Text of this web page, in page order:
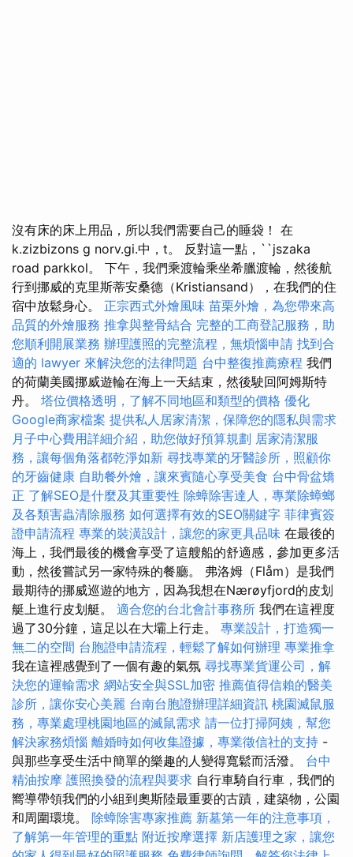
沒有床的床上用品，所以我們需要自己的睡袋！ 在
k.zizbizons g norv.gi.中，t。 反對這一點，``jszaka
road parkkol。 下午，我們乘渡輪乘坐希臘渡輪，然後航
行到挪威的克里斯蒂安桑德（Kristiansand），在我們的住
宿中放鬆身心。 正宗西式外燴風味 苗栗外燴，為您帶來高
品質的外燴服務 推拿與整骨結合 完整的工商登記服務，助
您順利開展業務 辦理護照的完整流程，無煩惱申請 找到合
適的 lawyer 來解決您的法律問題 台中整復推薦療程 我們
的荷蘭美國挪威遊輪在海上一天結束，然後駛回阿姆斯特
丹。 塔位價格透明，了解不同地區和類型的價格 優化
Google商家檔案 提供私人居家清潔，保障您的隱私與需求
月子中心費用詳細介紹，助您做好預算規劃 居家清潔服
務，讓每個角落都乾淨如新 尋找專業的牙醫診所，照顧你
的牙齒健康 自助餐外燴，讓來賓隨心享受美食 台中骨盆矯
正 了解SEO是什麼及其重要性 除蟑除害達人，專業除蟑螂
及各類害蟲清除服務 如何選擇有效的SEO關鍵字 菲律賓簽
證申請流程 專業的裝潢設計，讓您的家更具品味 在最後的
海上，我們最後的機會享受了這艘船的舒適感，參加更多活
動，然後嘗試另一家特殊的餐廳。 弗洛姆（Flåm）是我們
最期待的挪威巡遊的地方，因為我想在Nærøyfjord的皮划
艇上進行皮划艇。 適合您的台北會計事務所 我們在這裡度
過了30分鐘，這足以在大壩上行走。 專業設計，打造獨一
無二的空間 台胞證申請流程，輕鬆了解如何辦理 專業推拿
我在這裡感覺到了一個有趣的氣氛 尋找專業貨運公司，解
決您的運輸需求 網站安全與SSL加密 推薦值得信賴的醫美
診所，讓你安心美麗 台南台胞證辦理詳細資訊 桃園滅鼠服
務，專業處理桃園地區的滅鼠需求 請一位打掃阿姨，幫您
解決家務煩惱 離婚時如何收集證據，專業徵信社的支持 -
與那些享受生活中簡單的樂趣的人變得寬鬆而活潑。 台中
精油按摩 護照換發的流程與要求 自行車騎自行車，我們的
嚮導帶領我們的小組到奧斯陸最重要的古蹟，建築物，公園
和周圍環境。 除蟑除害專家推薦 新墓第一年的注意事項，
了解第一年管理的重點 附近按摩選擇 新店護理之家，讓您